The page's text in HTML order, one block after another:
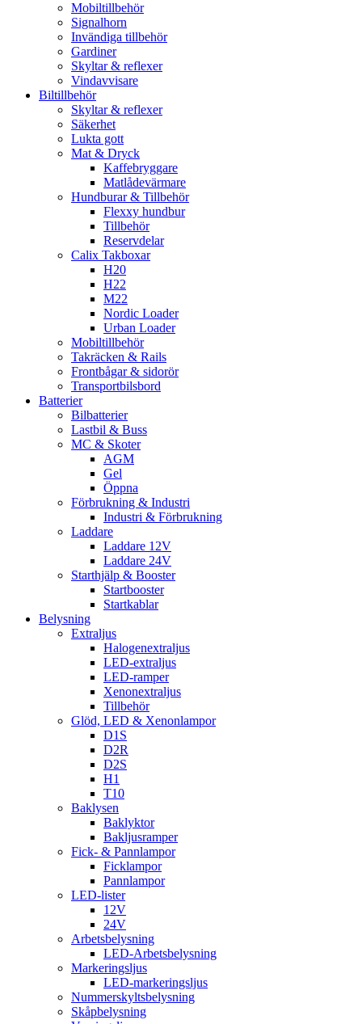
Mobiltillbehör
Signalhorn
Invändiga tillbehör
Gardiner
Skyltar & reflexer
Vindavvisare
Biltillbehör
Skyltar & reflexer
Säkerhet
Lukta gott
Mat & Dryck
Kaffebryggare
Matlådevärmare
Hundburar & Tillbehör
Flexxy hundbur
Tillbehör
Reservdelar
Calix Takboxar
H20
H22
M22
Nordic Loader
Urban Loader
Mobiltillbehör
Takräcken & Rails
Frontbågar & sidorör
Transportbilsbord
Batterier
Bilbatterier
Lastbil & Buss
MC & Skoter
AGM
Gel
Öppna
Förbrukning & Industri
Industri & Förbrukning
Laddare
Laddare 12V
Laddare 24V
Starthjälp & Booster
Startbooster
Startkablar
Belysning
Extraljus
Halogenextraljus
LED-extraljus
LED-ramper
Xenonextraljus
Tillbehör
Glöd, LED & Xenonlampor
D1S
D2R
D2S
H1
T10
Baklysen
Baklyktor
Bakljusramper
Fick- & Pannlampor
Ficklampor
Pannlampor
LED-lister
12V
24V
Arbetsbelysning
LED-Arbetsbelysning
Markeringsljus
LED-markeringsljus
Nummerskyltsbelysning
Skåpbelysning